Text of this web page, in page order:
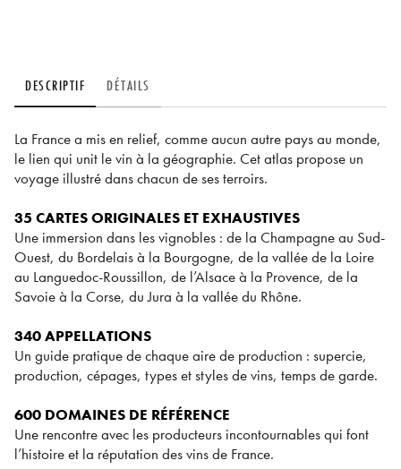
DESCRIPTIF DÉTAILS
La France a mis en relief, comme aucun autre pays au monde,
le lien qui unit le vin à la géographie. Cet atlas propose un
voyage illustré dans chacun de ses terroirs.
35 CARTES ORIGINALES ET EXHAUSTIVES
Une immersion dans les vignobles : de la Champagne au Sud-
Ouest, du Bordelais à la Bourgogne, de la vallée de la Loire
au Languedoc-Roussillon, de l’Alsace à la Provence, de la
Savoie à la Corse, du Jura à la vallée du Rhône.
340 APPELLATIONS
Un guide pratique de chaque aire de production : supercie,
production, cépages, types et styles de vins, temps de garde.
600 DOMAINES DE RÉFÉRENCE
Une rencontre avec les producteurs incontournables qui font
l’histoire et la réputation des vins de France.